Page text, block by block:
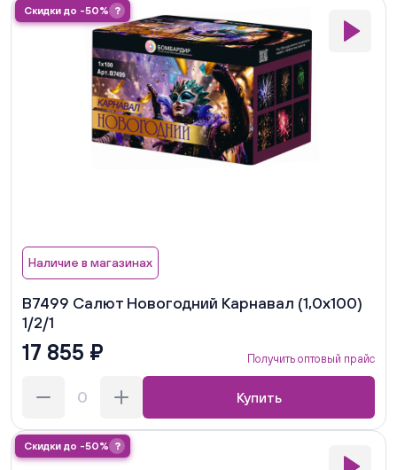
Скидки до -50% ?
Наличие в магазинах
В7499 Салют Новогодний Карнавал (1,0х100)
1/2/1
17 855 ₽ Получить оптовый прайс
Купить
Скидки до -50% ?